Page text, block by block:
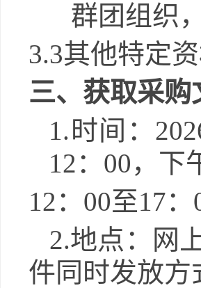
群团组织
3.3其他特定
三、获取采购
1. 时间：
12 ： 00，下
12 ： 00至17：
2.地点：
网
件同时发放方